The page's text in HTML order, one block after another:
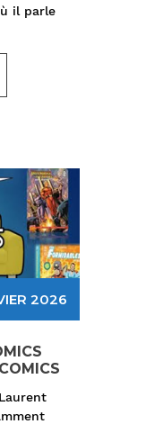
il parle
2026